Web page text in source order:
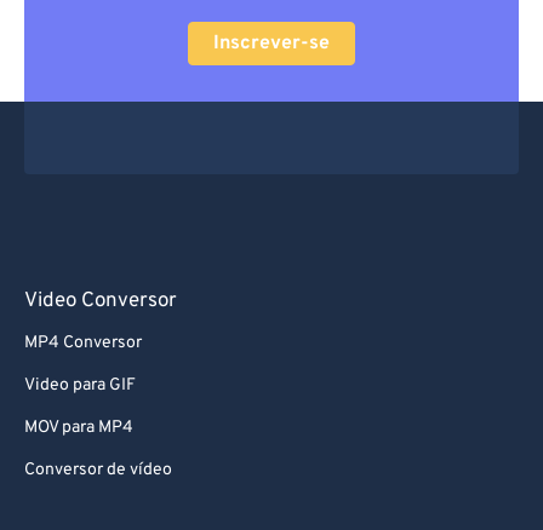
Inscrever-se
Video Conversor
MP4 Conversor
Video para GIF
MOV para MP4
Conversor de vídeo